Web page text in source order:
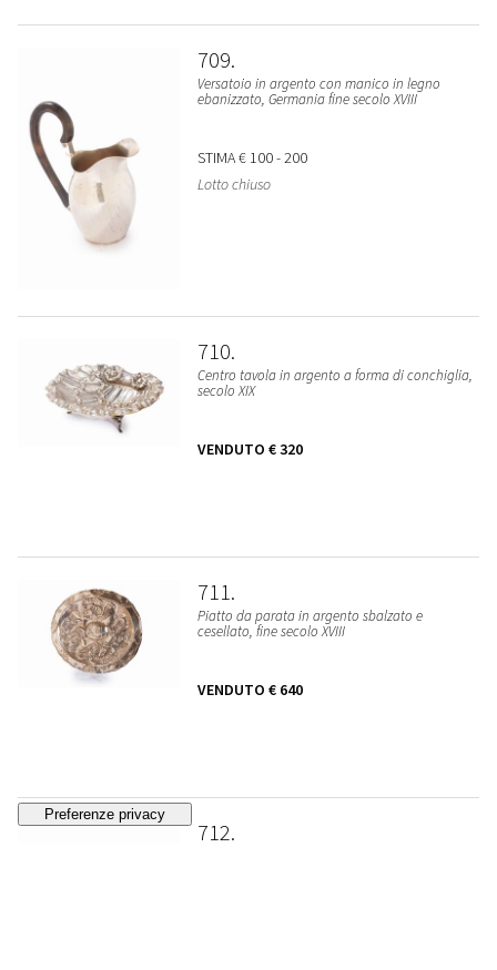
709
Versatoio in argento con manico in legno
ebanizzato, Germania fine secolo XVIII
STIMA€ 100 - 200
Lotto chiuso
710
Centro tavola in argento a forma di conchiglia,
secolo XIX
VENDUTO € 320
711
Piatto da parata in argento sbalzato e
cesellato, fine secolo XVIII
VENDUTO € 640
712